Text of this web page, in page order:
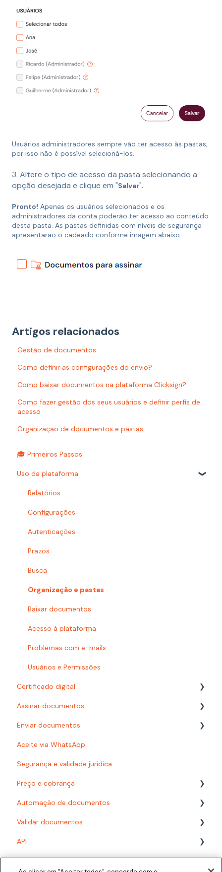
Usuários administradores sempre vão ter acesso às pastas,
por isso não é possível selecioná-los.
3. Altere o tipo de acesso da pasta selecionando a
opção desejada e clique em "Salvar".
Pronto! Apenas os usuários selecionados e os
administradores da conta poderão ter acesso ao conteúdo
desta pasta. As pastas definidas com níveis de segurança
apresentarão o cadeado conforme imagem abaixo:
Artigos relacionados
Gestão de documentos
Como definir as configurações do envio?
Como baixar documentos na plataforma Clicksign?
Como fazer gestão dos seus usuários e definir perfis de
acesso
Organização de documentos e pastas
🎓 Primeiros Passos
Uso da plataforma
Relatórios
Configurações
Autenticações
Prazos
Busca
Organização e pastas
Baixar documentos
Acesso à plataforma
Problemas com e-mails
Usuários e Permissões
Certificado digital
Carimbo do tempo
Assinar documentos
Como assinar?
Certificado digital
Documentoscopia
Enviar documentos
Autenticações
Configurações
Signatários
Recusa de assinatura
Documento finalizados
Aceite via WhatsApp
Segurança e validade jurídica
Preço e cobrança
Planos
Consumo
Automação de documentos
Modelos
Fluxos com planilha
Validar documentos
Biometria Facial
API
Assinatura presencial
Acompanhando documentos finalizados